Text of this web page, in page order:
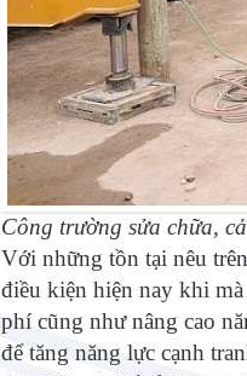
Công trường sửa chữa,
Với những tồn tại nêu
điều kiện hiện nay khi
phí cũng như nâng cao
để tăng năng lực cạnh